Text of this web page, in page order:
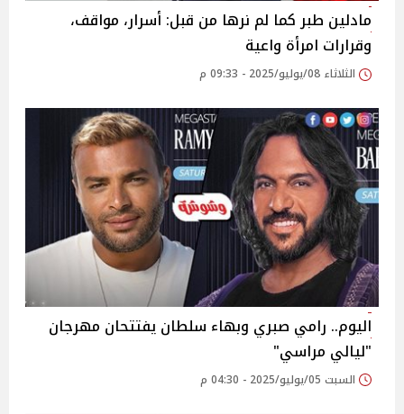
مادلين طبر كما لم نرها من قبل: أسرار، مواقف،
وقرارات امرأة واعية
الثلاثاء 08/يوليو/2025 - 09:33 م
اليوم.. رامي صبري وبهاء سلطان يفتتحان مهرجان
"ليالي مراسي"
السبت 05/يوليو/2025 - 04:30 م